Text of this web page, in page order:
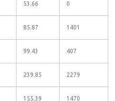
53.66 0
85.87 1401
99.43 407
239.85 2279
155.39 1470